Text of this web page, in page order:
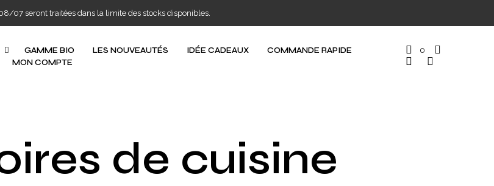
07 seront traitées dans la limite des stocks disponibles.
GAMME BIO LES NOUVEAUTÉS IDÉE CADEAUX
COMMANDE RAPIDE
MON COMPTE
0
de cuisine